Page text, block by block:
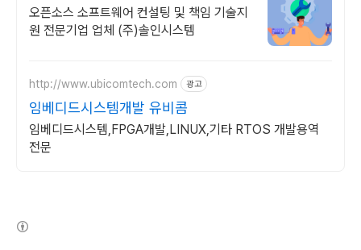
지원 노하우
오픈소스 소프트웨어 컨설팅 및 책임 기술지
원 전문기업 업체 (주)솔인시스템
http://www.ubicomtech.com 광고
임베디드시스템개발 유비콤
임베디드시스템,FPGA개발,LINUX,기타 RTOS 개발용역
전문